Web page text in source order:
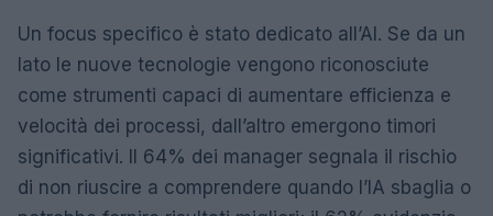
Un focus specifico è stato dedicato all’AI. Se da un
lato le nuove tecnologie vengono riconosciute
come strumenti capaci di aumentare efficienza e
velocità dei processi, dall’altro emergono timori
significativi. Il 64% dei manager segnala il rischio
di non riuscire a comprendere quando l’IA sbaglia o